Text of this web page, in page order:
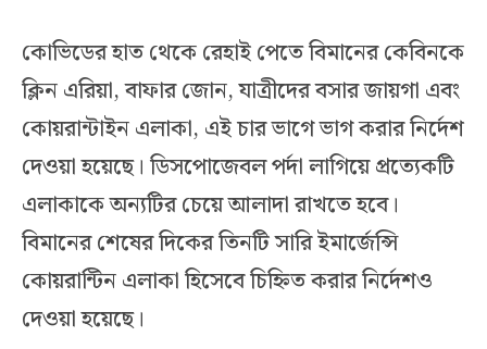
কোভিডের হাত থেকে রেহাই পেতে বিমানের কেবিনকে
ক্লিন এরিয়া, বাফার জোন, যাত্রীদের বসার জায়গা এবং
কোয়রান্টাইন এলাকা, এই চার ভাগে ভাগ করার নির্দেশ
দেওয়া হয়েছে। ডিসপোজেবল পর্দা লাগিয়ে প্রত্যেকটি
এলাকাকে অন্যটির চেয়ে আলাদা রাখতে হবে।
বিমানের শেষের দিকের তিনটি সারি ইমার্জেন্সি
কোয়রান্টিন এলাকা হিসেবে চিহ্নিত করার নির্দেশও
দেওয়া হয়েছে।